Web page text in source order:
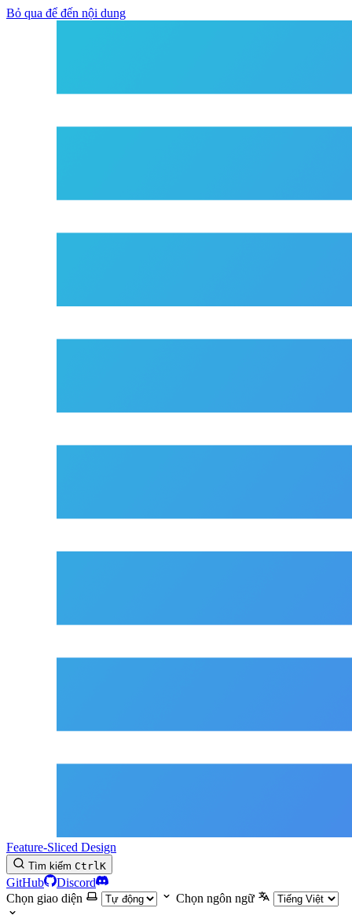
Bỏ qua để đến nội dung
Feature-Sliced Design
Tìm kiếm CtrlK
GitHub
Discord
Chọn giao diện
Chọn ngôn ngữ